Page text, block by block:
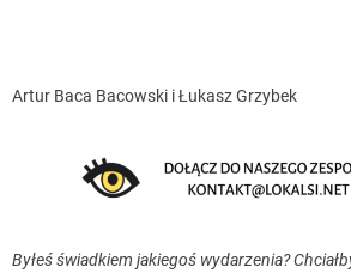
Artur Baca Bacowski i Łukasz Grzybek
Byłeś świadkiem jakiegoś wydarzenia?